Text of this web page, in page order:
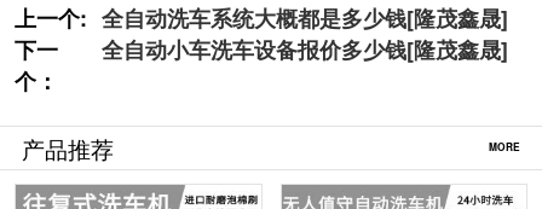
上一个: 全自动洗车系统大概都是多少钱[隆茂鑫晟]
下一
个：
全自动小车洗车设备报价多少钱[隆茂鑫晟]
产品推荐 MORE